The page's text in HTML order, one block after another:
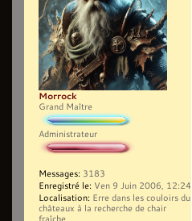
Morrock
Grand Maître
Administrateur
Messages: 3183
Enregistré le: Ven 9 Juin 2006, 12:24
Localisation: Erre dans les couloirs du
châteaux à la recherche de chair
fraîche